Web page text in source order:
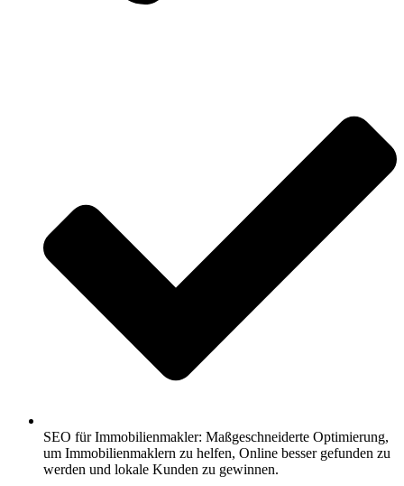
SEO für Immobilienmakler: Maßgeschneiderte Optimierung,
um Immobilienmaklern zu helfen, Online besser gefunden zu
werden und lokale Kunden zu gewinnen.